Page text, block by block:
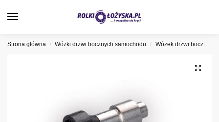
Strona główna / Wózki drzwi bocznych samochodu / Wózek drzwi bocznych Mercedes